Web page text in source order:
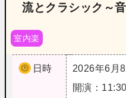
流とクラシック～
室内楽
日時
2026年6月8
開演：11:30